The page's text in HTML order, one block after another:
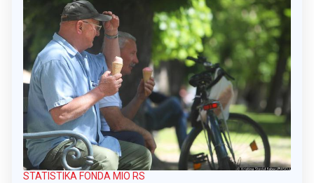
STATISTIKA FONDA MIO RS